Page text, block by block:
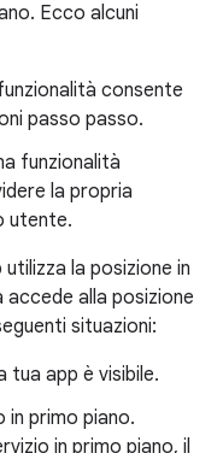
Ecco alcuni
consente
passo passo.
funzionalità
la propria
utente.
la posizione in
accede alla posizione
situazioni:
tua app è visibile.
in primo piano.
in primo piano, il